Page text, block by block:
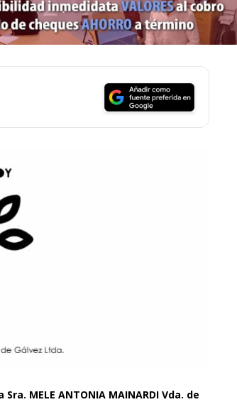
MELE ANTONIA MAINARDI Vda. de